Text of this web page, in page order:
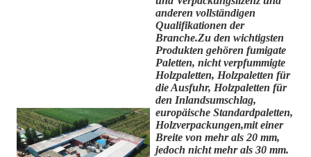
anderen vollständigen
Qualifikationen der
Branche.Zu den wichtigsten
Produkten gehören fumigate
Paletten, nicht verpfummigte
Holzpaletten, Holzpaletten für
die Ausfuhr, Holzpaletten für
den Inlandsumschlag,
europäische Standardpaletten,
Holzverpackungen,mit einer
Breite von mehr als 20 mm,
jedoch nicht mehr als 30 mm.